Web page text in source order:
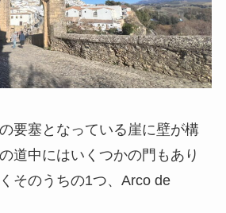
要塞となっている崖に壁が構
道中にはいくつかの門もあり
そのうちの1つ、Arco de